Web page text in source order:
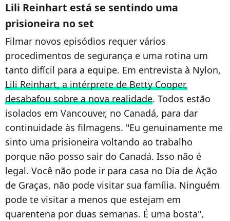
Lili Reinhart está se sentindo uma
prisioneira no set
Filmar novos episódios requer vários
procedimentos de segurança e uma rotina um
tanto difícil para a equipe. Em entrevista à Nylon,
Lili Reinhart, a intérprete de Betty Cooper,
desabafou sobre a nova realidade. Todos estão
isolados em Vancouver, no Canadá, para dar
continuidade às filmagens. "Eu genuinamente me
sinto uma prisioneira voltando ao trabalho
porque não posso sair do Canadá. Isso não é
legal. Você não pode ir para casa no Dia de Ação
de Graças, não pode visitar sua família. Ninguém
pode te visitar a menos que estejam em
quarentena por duas semanas. É uma bosta",